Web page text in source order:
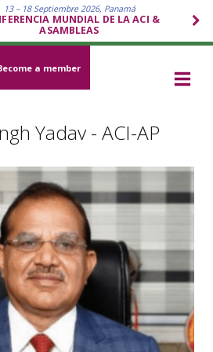
13 – 18 Septiembre 2026, Panamá
MUNDIAL DE LA ACI &
ASAMBLEAS
a member
Yadav - ACI-AP